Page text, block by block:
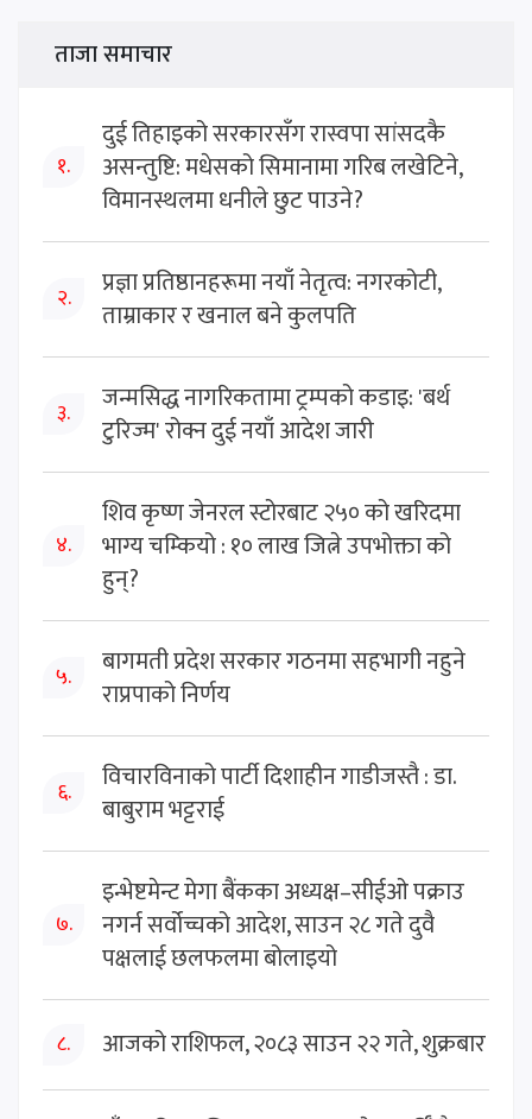
ताजा समाचार
१.
दुई तिहाइको सरकारसँग रास्वपा सांसदकै
असन्तुष्टि: मधेसको सिमानामा गरिब लखेटिने,
विमानस्थलमा धनीले छुट पाउने?
२.
प्रज्ञा प्रतिष्ठानहरूमा नयाँ नेतृत्व: नगरकोटी,
ताम्राकार र खनाल बने कुलपति
३.
जन्मसिद्ध नागरिकतामा ट्रम्पको कडाइ: 'बर्थ
टुरिज्म' रोक्न दुई नयाँ आदेश जारी
४.
शिव कृष्ण जेनरल स्टोरबाट २५० को खरिदमा
भाग्य चम्कियो : १० लाख जित्ने उपभोक्ता को
हुन्?
५.
बागमती प्रदेश सरकार गठनमा सहभागी नहुने
राप्रपाको निर्णय
६.
विचारविनाको पार्टी दिशाहीन गाडीजस्तै : डा.
बाबुराम भट्टराई
७.
इन्भेष्टमेन्ट मेगा बैंकका अध्यक्ष–सीईओ पक्राउ
नगर्न सर्वोच्चको आदेश, साउन २८ गते दुवै
पक्षलाई छलफलमा बोलाइयो
८. आजको राशिफल, २०८३ साउन २२ गते, शुक्रबार